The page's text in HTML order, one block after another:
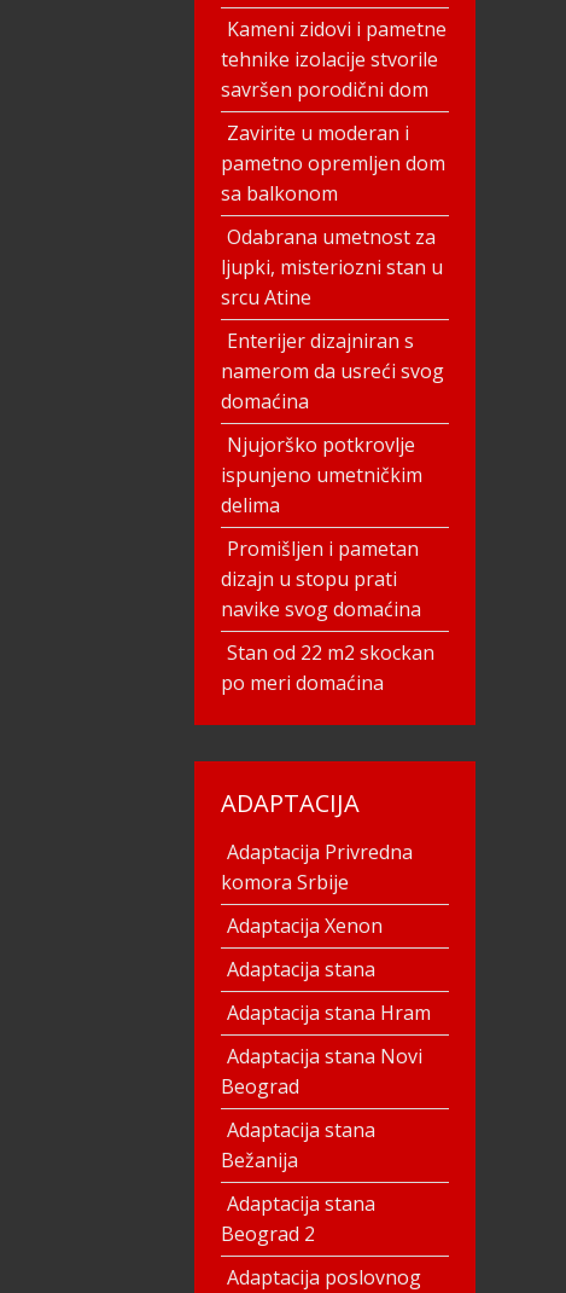
Kameni zidovi i pametne
tehnike izolacije stvorile
savršen porodični dom
Zavirite u moderan i
pametno opremljen dom
sa balkonom
Odabrana umetnost za
ljupki, misteriozni stan u
srcu Atine
Enterijer dizajniran s
namerom da usreći svog
domaćina
Njujorško potkrovlje
ispunjeno umetničkim
delima
Promišljen i pametan
dizajn u stopu prati
navike svog domaćina
Stan od 22 m2 skockan
po meri domaćina
ADAPTACIJA
Adaptacija Privredna
komora Srbije
Adaptacija Xenon
Adaptacija stana
Adaptacija stana Hram
Adaptacija stana Novi
Beograd
Adaptacija stana
Bežanija
Adaptacija stana
Beograd 2
Adaptacija poslovnog